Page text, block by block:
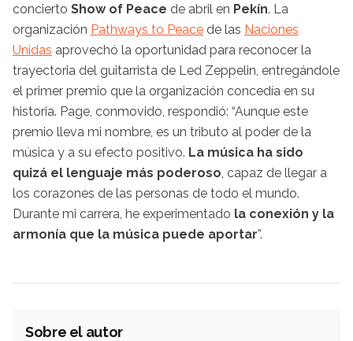
concierto Show of Peace de abril en Pekín. La
organización Pathways to Peace de las Naciones
Unidas aprovechó la oportunidad para reconocer la
trayectoria del guitarrista de Led Zeppelin, entregándole
el primer premio que la organización concedía en su
historia. Page, conmovido, respondió: “Aunque este
premio lleva mi nombre, es un tributo al poder de la
música y a su efecto positivo. La música ha sido
quizá el lenguaje más poderoso , capaz de llegar a
los corazones de las personas de todo el mundo.
Durante mi carrera, he experimentado la conexión y la
armonía que la música puede aportar”.
Sobre el autor